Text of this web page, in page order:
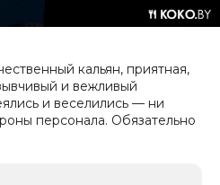
кальян, приятная,
и вежливый
и веселились — ни
персонала. Обязательно